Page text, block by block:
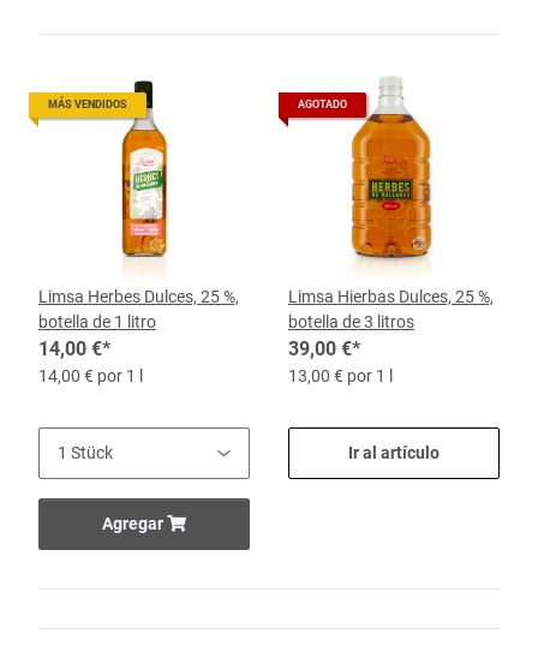
MÁS VENDIDOS
Limsa Herbes Dulces, 25 %,
botella de 1 litro
14,00 €*
14,00 € por 1 l
Agregar
AGOTADO
Limsa Hierbas Dulces, 25 %,
botella de 3 litros
39,00 €*
13,00 € por 1 l
Ir al artículo